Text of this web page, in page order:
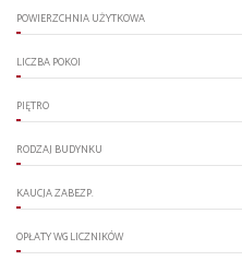
POWIERZCHNIA UŻYTKOWA
LICZBA POKOI
PIĘTRO
RODZAJ BUDYNKU
KAUCJA ZABEZP.
OPŁATY WG LICZNIKÓW